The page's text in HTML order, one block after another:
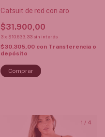
Catsuit de red con aro
$31.900,00
3 x $10.633,33 sin interés
$30.305,00 con Transferencia o
depósito
1 / 4